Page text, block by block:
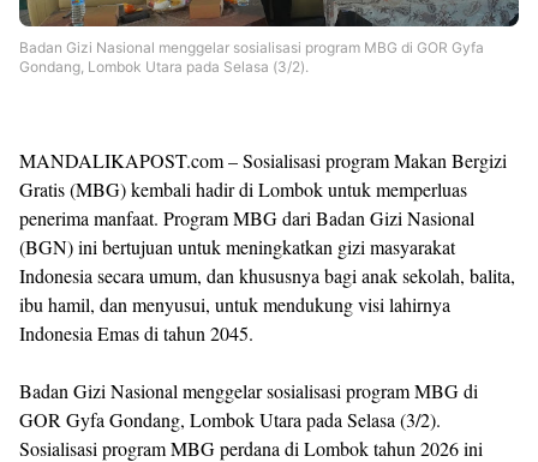
Badan Gizi Nasional menggelar sosialisasi program MBG di GOR Gyfa
Gondang, Lombok Utara pada Selasa (3/2).
MANDALIKAPOST.com – Sosialisasi program Makan Bergizi
Gratis (MBG) kembali hadir di Lombok untuk memperluas
penerima manfaat. Program MBG dari Badan Gizi Nasional
(BGN) ini bertujuan untuk meningkatkan gizi masyarakat
Indonesia secara umum, dan khususnya bagi anak sekolah, balita,
ibu hamil, dan menyusui, untuk mendukung visi lahirnya
Indonesia Emas di tahun 2045.
Badan Gizi Nasional menggelar sosialisasi program MBG di
GOR Gyfa Gondang, Lombok Utara pada Selasa (3/2).
Sosialisasi program MBG perdana di Lombok tahun 2026 ini